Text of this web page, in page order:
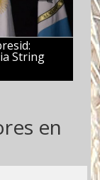
String
en